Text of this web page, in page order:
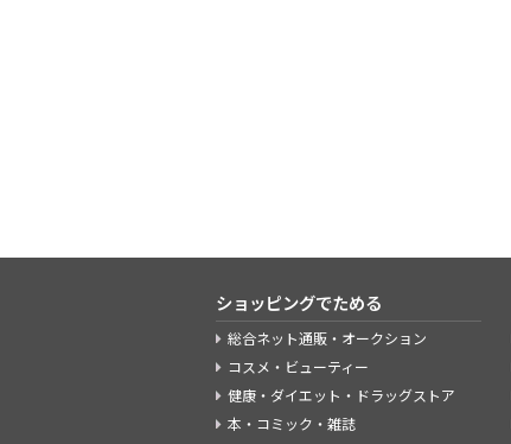
ショッピングでためる
総合ネット通販・オークション
コスメ・ビューティー
健康・ダイエット・ドラッグストア
本・コミック・雑誌